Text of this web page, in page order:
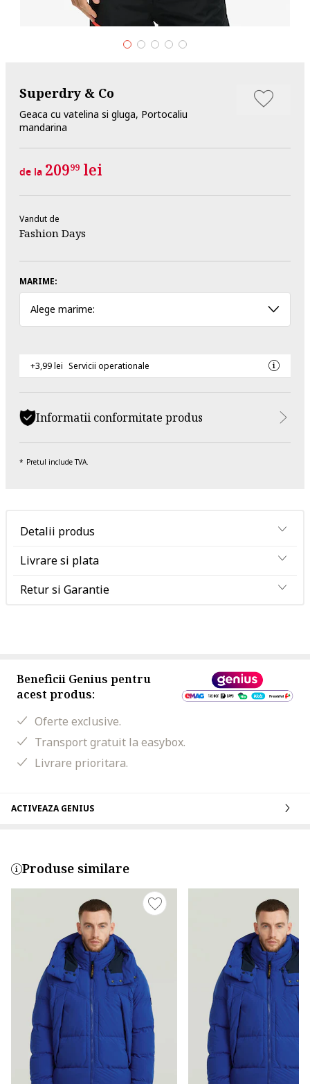
Superdry & Co
Geaca cu vatelina si gluga, Portocaliu
mandarina
de la 20999 lei
Vandut de
Fashion Days
MARIME:
Alege marime:
+3,99 lei Servicii operationale
Informatii conformitate produs
Pretul include TVA.
Detalii produs
Livrare si plata
Retur si Garantie
Beneficii Genius pentru
acest produs:
Oferte exclusive.
Transport gratuit la easybox.
Livrare prioritara.
ACTIVEAZA GENIUS
Produse similare